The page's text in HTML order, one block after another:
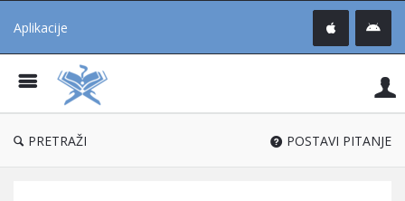
Aplikacije
®
PRETRAŽI POSTAVI PITANJE